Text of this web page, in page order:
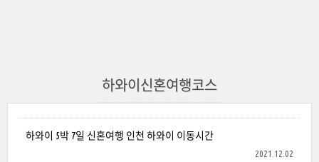
하와이신혼여행코스
하와이 5박 7일 신혼여행 인천 하와이 이동시간
2021.12.02